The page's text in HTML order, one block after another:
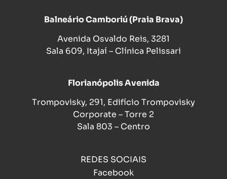
Balneário Camboriú (Praia Brava)
Avenida Osvaldo Reis, 3281
Sala 609, Itajaí – Clínica Pelissari
Florianópolis Avenida
Trompovisky, 291, Edifício Trompovisky
Corporate – Torre 2
Sala 803 – Centro
REDES SOCIAIS
Facebook